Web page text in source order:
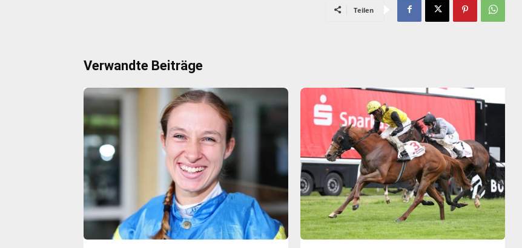
Teilen
Verwandte Beiträge